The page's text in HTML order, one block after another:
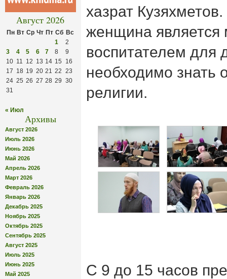
Август 2026
Пн Вт Ср Чт Пт Сб Вс
1
2
3
4 5 6 7 8
9
10 11 12 13 14 15
16
17 18 19 20 21 22 23
24 25 26 27 28 29 30
31
« Июл
Архивы
Август 2026
Июль 2026
Июнь 2026
Май 2026
Апрель 2026
Март 2026
Февраль 2026
Январь 2026
Декабрь 2025
Ноябрь 2025
Октябрь 2025
Сентябрь 2025
Август 2025
Июль 2025
Июнь 2025
Май 2025
хазрат
женщина является
воспитателем для
необходимо знать
религии.
С 9 до 15 часов